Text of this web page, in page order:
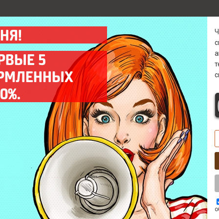
Гарантия
Предоставляем гарантию
на все выполненные
работы до 12 мес.
Диагностика 0 р
Бесплатно* выявим
причину поломки в
кратчайшие сроки.
Выезд мастера
Оперативный выезд
мастера на объект
заказчика в день заказа.
Комплектующие
Используем только
качественные запчасти
ААА класса.
5